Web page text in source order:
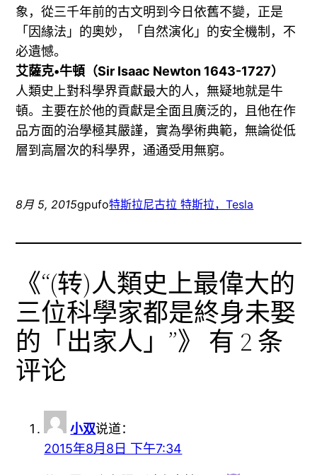
象，從三千年前的古文明到今日依舊不變，正是
「因緣法」的奧妙，「自然演化」的安全機制，不
必遺憾。
艾薩克•牛頓（Sir Isaac Newton 1643-1727）
人類史上對科學界貢獻最大的人，無疑地就是牛
頓。主要在於他的貢獻是全面且廣泛的，且他在作
品方面的治學極其嚴謹，實為學術典範，無論從低
層到高層次的科學界，通通受用無窮。
8月 5, 2015gpufo特斯拉尼古拉 特斯拉，Tesla
《“(转)人類史上最偉大的
三位科學家都是終身未娶
的「出家人」”》 有 2 条
评论
小双说道：
2015年8月8日 下午7:34